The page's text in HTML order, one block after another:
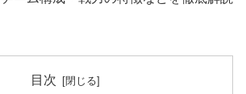
目次